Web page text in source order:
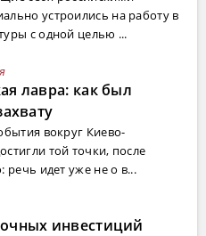
устроились на работу в
с одной целью ...
лавра: как был
вокруг Киево-
той точки, после
речь идет уже не о в...
инвестиций